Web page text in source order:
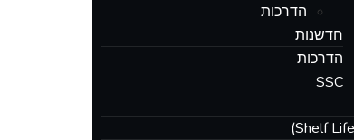
הדרכות
חדשנות
הדרכות
SSC